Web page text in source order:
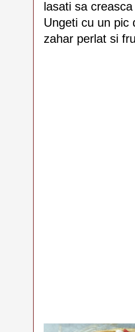
lasati sa
Ungeti cu un pic
zahar perlat si